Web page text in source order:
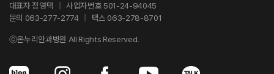
대표자 정영택
사업자번호 501-24-94045
문의 063-277-2774
팩스 063-278-8701
ⓒ온누리안과병원 All Rights Reserved.